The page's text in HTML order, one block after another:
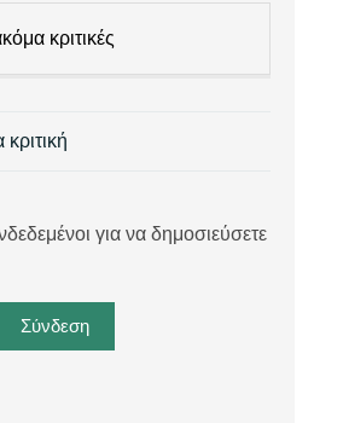
κριτικές
για να δημοσιεύσετε
Σύνδεση